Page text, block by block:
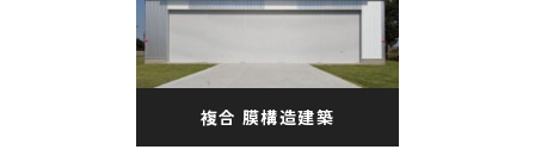
複合 膜構造建築